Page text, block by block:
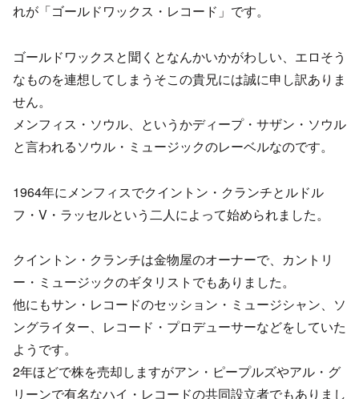
れが「ゴールドワックス・レコード」です。
ゴールドワックスと聞くとなんかいかがわしい、エロそう
なものを連想してしまうそこの貴兄には誠に申し訳ありま
せん。
メンフィス・ソウル、というかディープ・サザン・ソウル
と言われるソウル・ミュージックのレーベルなのです。
1964年にメンフィスでクイントン・クランチとルドル
フ・V・ラッセルという二人によって始められました。
クイントン・クランチは金物屋のオーナーで、カントリ
ー・ミュージックのギタリストでもありました。
他にもサン・レコードのセッション・ミュージシャン、ソ
ングライター、レコード・プロデューサーなどをしていた
ようです。
2年ほどで株を売却しますがアン・ピープルズやアル・グ
リーンで有名なハイ・レコードの共同設立者でもありまし